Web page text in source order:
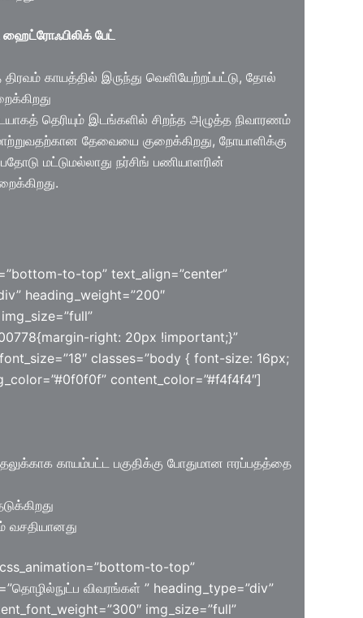
பேட்
காயத்தில் இருந்து வெளியேற்றப்பட்டு, தோல்
தெரியும் இடங்களில் சிறந்த அழுத்த நிவாரணம்
தேவையை குறைக்கிறது, நோயாளிக்கு
மட்டுமல்லாது நர்சிங் பணியாளரின்
to-top” text_align=”center”
heading_weight=”200″
right: 20px !important;}”
classes=”body { font-size: 16px;
content_color=”#f4f4f4″]
காயம்பட்ட பகுதிக்கு போதுமான ஈரப்பதத்தை
வசதியானது
to-top”
விவரங்கள் ” heading_type=”div”
img_size=”full”